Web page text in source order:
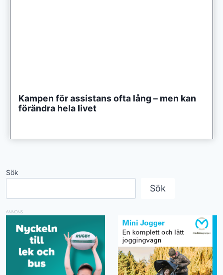
Kampen för assistans ofta lång – men kan
förändra hela livet
Sök
Sök
ANNONS